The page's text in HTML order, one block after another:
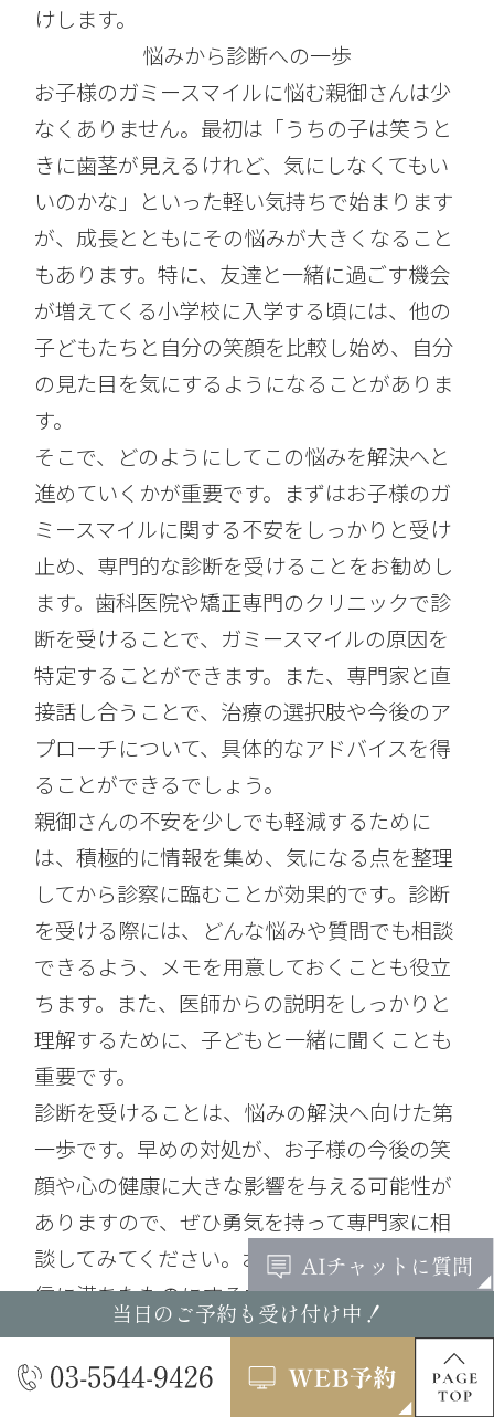
けします。
悩みから診断への一歩
お子様のガミースマイルに悩む親御さんは少
なくありません。最初は「うちの子は笑うと
きに歯茎が見えるけれど、気にしなくてもい
いのかな」といった軽い気持ちで始まります
が、成長とともにその悩みが大きくなること
もあります。特に、友達と一緒に過ごす機会
が増えてくる小学校に入学する頃には、他の
子どもたちと自分の笑顔を比較し始め、自分
の見た目を気にするようになることがありま
す。
そこで、どのようにしてこの悩みを解決へと
進めていくかが重要です。まずはお子様のガ
ミースマイルに関する不安をしっかりと受け
止め、専門的な診断を受けることをお勧めし
ます。歯科医院や矯正専門のクリニックで診
断を受けることで、ガミースマイルの原因を
特定することができます。また、専門家と直
接話し合うことで、治療の選択肢や今後のア
プローチについて、具体的なアドバイスを得
ることができるでしょう。
親御さんの不安を少しでも軽減するために
は、積極的に情報を集め、気になる点を整理
してから診察に臨むことが効果的です。診断
を受ける際には、どんな悩みや質問でも相談
できるよう、メモを用意しておくことも役立
ちます。また、医師からの説明をしっかりと
理解するために、子どもと一緒に聞くことも
重要です。
診断を受けることは、悩みの解決へ向けた第
一歩です。早めの対処が、お子様の今後の笑
顔や心の健康に大きな影響を与える可能性が
ありますので、ぜひ勇気を持って専門家に相
談してみてください。お子様の笑顔をより自
信に満ちたものにするための大切な一歩を踏
み出す機会となることでしょう。
家庭でのサポート方法とは
お子様のガミースマイルに対する悩みを持つ
当日のご予約も受け付け中！